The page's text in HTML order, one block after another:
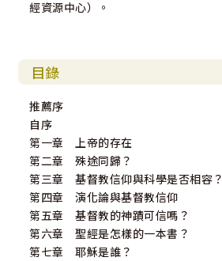
經資源中心）。
目錄
推薦序
自序
第一章 上帝的存在
第二章 殊途同歸？
第三章 基督教信仰與科學是否相容？
第四章 演化論與基督教信仰
第五章 基督教的神蹟可信嗎？
第六章 聖經是怎樣的一本書？
第七章 耶穌是誰？